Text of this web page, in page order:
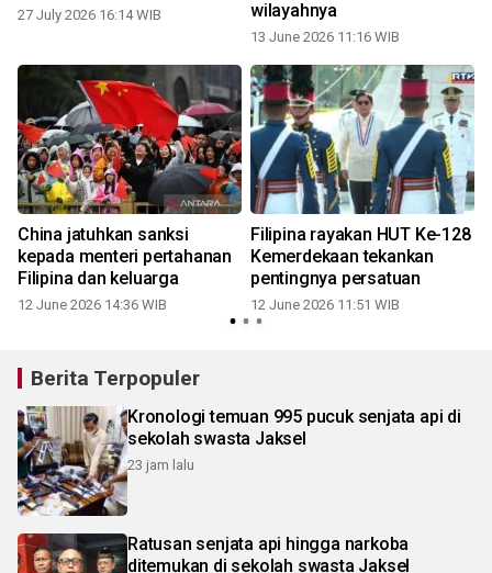
27 July 2026 16:14 WIB wilayahnya
13 June 2026 11:16 WIB
China jatuhkan sanksi
kepada menteri pertahanan
Filipina dan keluarga
12 June 2026 14:36 WIB
Filipina rayakan HUT Ke-128
Kemerdekaan tekankan
pentingnya persatuan
12 June 2026 11:51 WIB
Berita Terpopuler
Kronologi temuan 995 pucuk senjata api di
sekolah swasta Jaksel
23 jam lalu
Ratusan senjata api hingga narkoba
ditemukan di sekolah swasta Jaksel